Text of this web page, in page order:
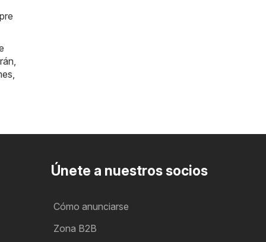
Únete a nuestros socios
Cómo anunciarse
Zona B2B